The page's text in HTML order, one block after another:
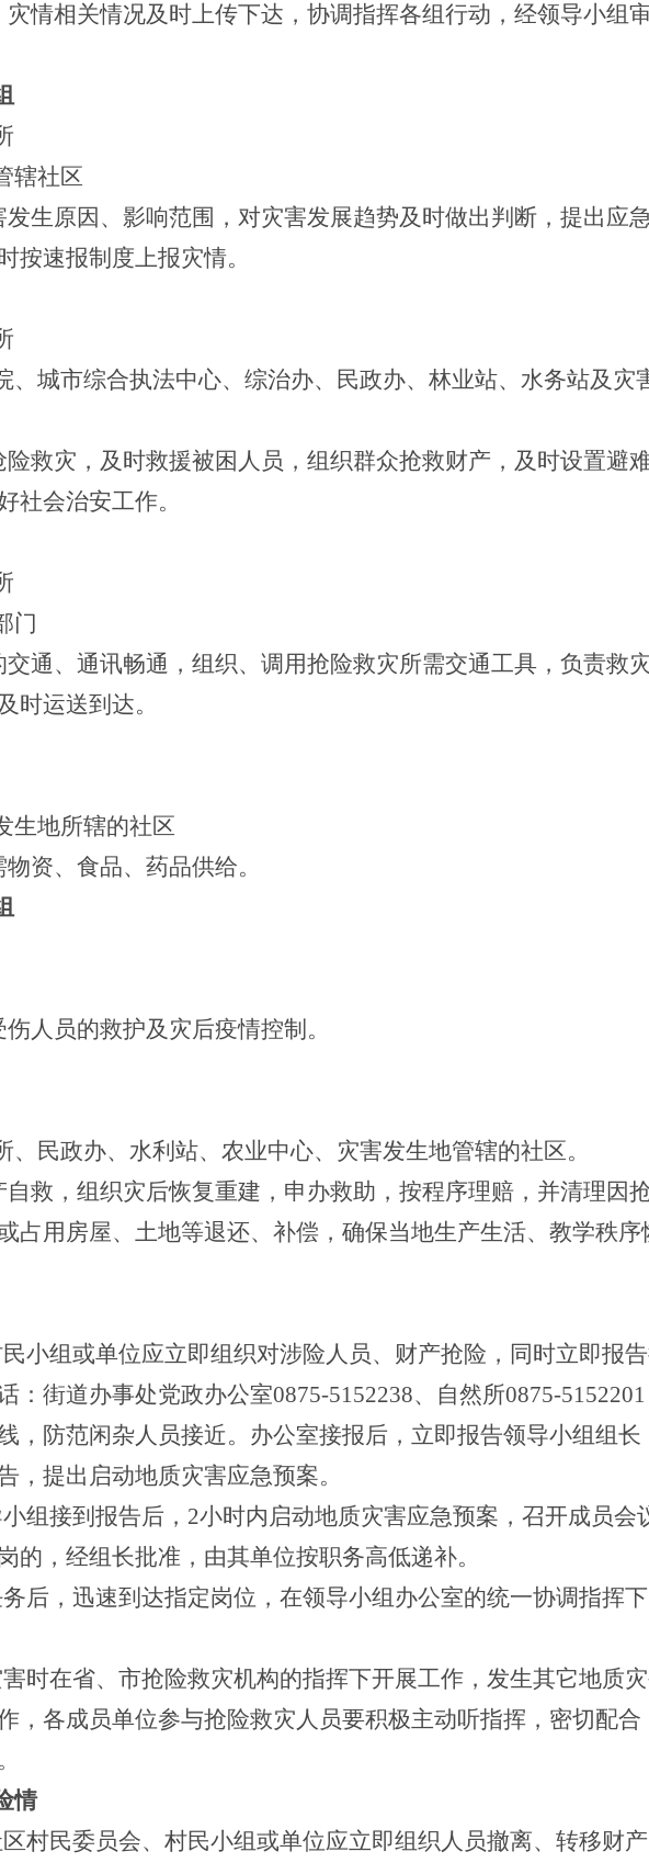
情相关情况及时上传下达，协调指挥各组行动，经领导小组
辖社区
生原因、影响范围，对灾害发展趋势及时做出判断，提出应
按速报制度上报灾情。
、城市综合执法中心、综治办、民政办、林业站、水务站及灾
救灾，及时救援被困人员，组织群众抢救财产，及时设置避
社会治安工作。
门
通、通讯畅通，组织、调用抢险救灾所需交通工具，负责救
时运送到达。
生地所辖的社区
资、食品、药品供给。
人员的救护及灾后疫情控制。
民政办、水利站、农业中心、灾害发生地管辖的社区。
救，组织灾后恢复重建，申办救助，按程序理赔，并清理因
占用房屋、土地等退还、补偿，确保当地生产生活、教学秩序
小组或单位应立即组织对涉险人员、财产抢险，同时立即报
：街道办事处党政办公室0875-5152238、自然所0875-
，防范闲杂人员接近。办公室接报后，立即报告领导小组组长
，提出启动地质灾害应急预案。
组接到报告后，2小时内启动地质灾害应急预案，召开成员会
的，经组长批准，由其单位按职务高低递补。
后，迅速到达指定岗位，在领导小组办公室的统一协调指挥
时在省、市抢险救灾机构的指挥下开展工作，发生其它地质
，各成员单位参与抢险救灾人员要积极主动听指挥，密切配合
情
村民委员会、村民小组或单位应立即组织人员撤离、转移财